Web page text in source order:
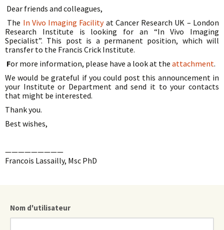
Dear friends and colleagues,
The In Vivo Imaging Facilityat Cancer Research UK – London
Research Institute is looking for an “In Vivo Imaging
Specialist”. This post is a permanent position, which will
transfer to the Francis Crick Institute.
For more information, please have a look at the attachment.
We would be grateful if you could post this announcement in
your Institute or Department and send it to your contacts
that might be interested.
Thank you.
Best wishes,
—————————
Francois Lassailly, Msc PhD
Nom d'utilisateur